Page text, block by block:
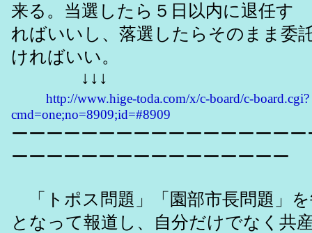
来る。当選したら５日以内に退任す
ればいいし、落選したらそのまま委
ければいい。
↓↓↓
http://www.hige-toda.com/x/c-board/c-board.cgi?
cmd=one;no=8909;id=#8909
ーーーーーーーーーーーーーーーー
ーーーーーーーーーーーーーーーー
「トポス問題」「園部市長問題」
となって報道し、自分だけでなく共